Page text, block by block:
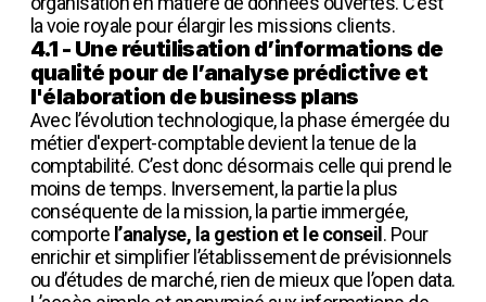
la voie royale pour élargir les missions clients.
4.1 - Une réutilisation d’informations de
qualité pour de l’analyse prédictive et
l'élaboration de business plans
Avec l’évolution technologique, la phase émergée du
métier d'expert-comptable devient la tenue de la
comptabilité. C’est donc désormais celle qui prend le
moins de temps. Inversement, la partie la plus
conséquente de la mission, la partie immergée,
comporte l’analyse, la gestion et le conseil . Pour
enrichir et simplifier l’établissement de prévisionnels
ou d’études de marché, rien de mieux que l’open data.